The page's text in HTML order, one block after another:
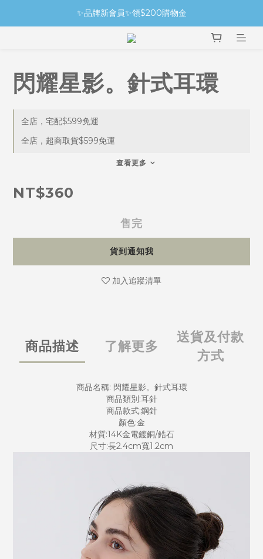
✨品牌新會員✨領$200購物金
閃耀星影。針式耳環
全店，宅配$599免運
全店，超商取貨$599免運
查看更多
NT$360
售完
貨到通知我
加入追蹤清單
商品描述 了解更多
送貨及付款
方式
商品名稱: 閃耀星影。針式耳環
商品類別:耳針
商品款式:鋼針
顏色:金
材質:14K金電鍍銅/鋯石
尺寸:長2.4cm寬1.2cm